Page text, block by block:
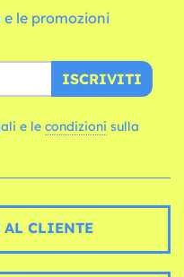
le promozioni
ISCRIVITI
e le condizioni
CLIENTE